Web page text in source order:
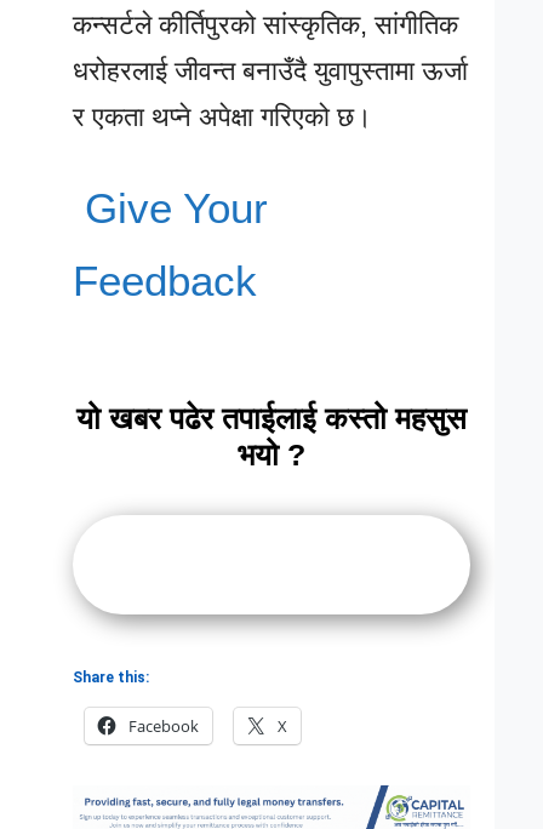
कन्सर्टले कीर्तिपुरको सांस्कृतिक, सांगीतिक
धरोहरलाई जीवन्त बनाउँदै युवापुस्तामा ऊर्जा
र एकता थप्ने अपेक्षा गरिएको छ।
Give Your
Feedback
यो खबर पढेर तपाईलाई कस्तो महसुस
भयो ?
Share this:
Facebook X